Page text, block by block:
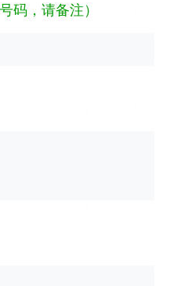
码，请备注）